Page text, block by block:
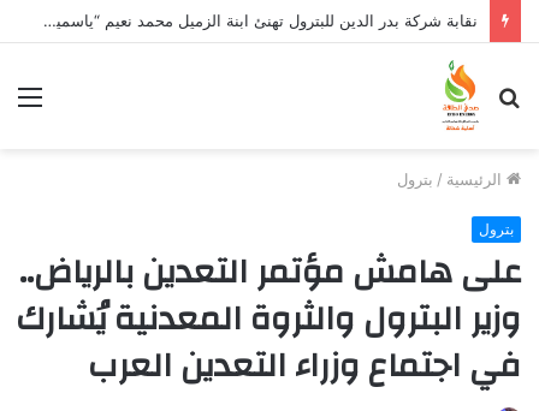
نقابة شركة بدر الدين للبترول تهنئ ابنة الزميل محمد نعيم “ياسمين” بتخرجها وتفوقها
بحث
عن
الرئيسية / بترول
بترول
على هامش مؤتمر التعدين بالرياض..
وزير البترول والثروة المعدنية يُشارك
في اجتماع وزراء التعدين العرب